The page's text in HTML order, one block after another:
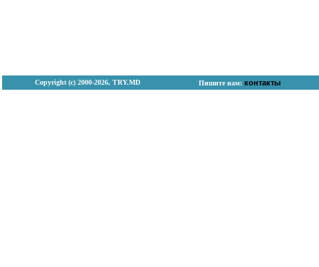
Copyright (с) 2000-2026, TRY.MD Пишите нам: контакты